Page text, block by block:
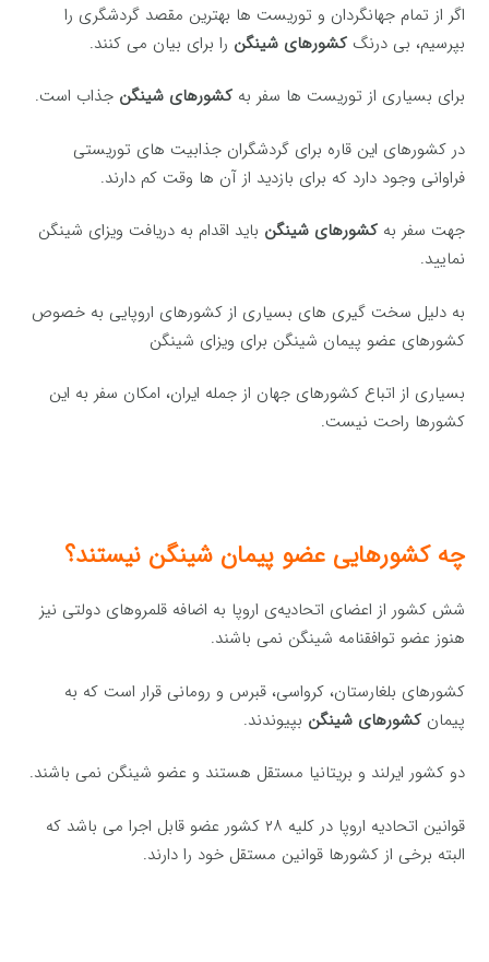
اگر از تمام جهانگردان و توریست ها بهترین مقصد گردشگری را
بپرسیم، بی درنگکشورهای شینگن را برای بیان می کنند.
برای بسیاری از توریست ها سفر بهکشورهای شینگنجذاب است.
در کشورهای این قاره برای گردشگران جذابیت های توریستی
فراوانی وجود دارد که برای بازدید از آن ها وقت کم دارند.
جهت سفر بهکشورهای شینگن باید اقدام به دریافت ویزای شینگن
نمایید.
به دلیل سخت گیری های بسیاری از کشورهای اروپایی به خصوص
کشورهای عضو پیمان شینگن برای ویزای شینگن
بسیاری از اتباع کشورهای جهان از جمله ایران، امکان سفر به این
کشورها راحت نیست.
چه کشورهایی عضو پیمان شینگن نیستند؟
شش کشور از اعضای اتحادیه‏‌ی اروپا به اضافه قلمروهای دولتی نیز
هنوز عضو توافقنامه‏‌ شینگن نمی باشند.
کشورهای بلغارستان، کرواسی، قبرس و رومانی قرار است که به
پیمانکشورهای شینگن بپیوندند.
دو کشور ایرلند و بریتانیا مستقل هستند و عضو شینگن نمی باشند.
قوانین اتحادیه اروپا در کلیه ۲۸ کشور عضو قابل اجرا می باشد که
البته برخی از کشورها قوانین مستقل خود را دارند.